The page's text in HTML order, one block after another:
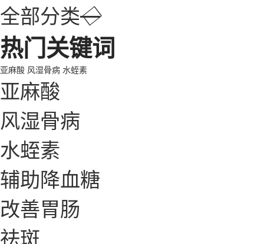
全部分类◇
热门关键词
亚麻酸 风湿骨病 水蛭素
亚麻酸
风湿骨病
水蛭素
辅助降血糖
改善胃肠
祛斑